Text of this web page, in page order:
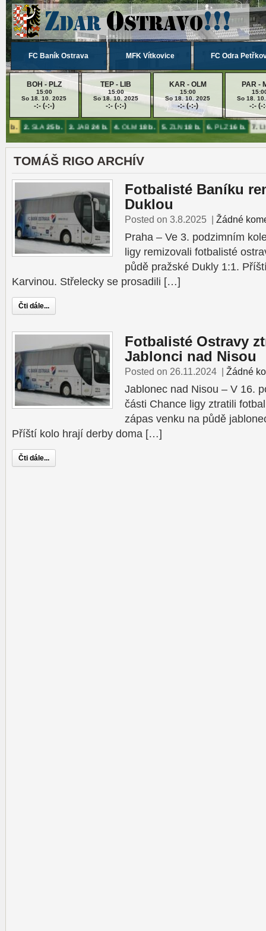
FC Baník Ostrava MFK Vítkovice FC Odra
BOH - PLZ
15:00
So 18. 10. 2025
-:- (-:-)
TEP - LIB
15:00
So 18. 10. 2025
-:- (-:-)
KAR - OLM
15:00
So 18. 10. 2025
-:- (-:-)
PAR -
So 18.
-:- (-
b. 2.SLA25 b. 3.JAB24 b. 4.OLM18 b. 5.ZLN18 b. 6.PLZ16 b. 7.
TOMÁŠ RIGO ARCHÍV
Fotbalisté Baníku
Duklou
Posted on 3.8.2025 | Žádné
Praha – Ve 3. podzimním
ligy remizovali fotbalisté
půdě pražské Dukly 1:1.
Karvinou. Střelecky se prosadili […]
Čti dále...
Fotbalisté Ostravy
Jablonci nad Nisou
Posted on 26.11.2024 | Žádné
Jablonec nad Nisou – V 16.
části Chance ligy ztratili
zápas venku na půdě
Příští kolo hrají derby doma […]
Čti dále...